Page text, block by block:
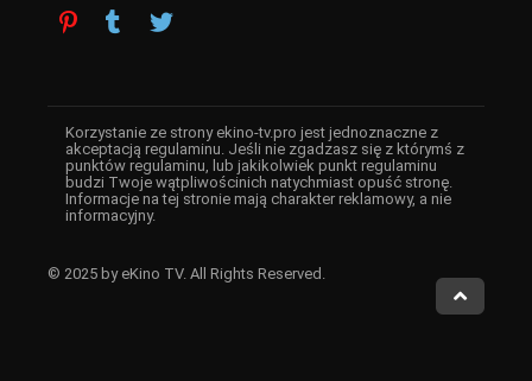
Korzystanie ze strony ekino-tv.pro jest jednoznaczne z
akceptacją regulaminu. Jeśli nie zgadzasz się z którymś z
punktów regulaminu, lub jakikolwiek punkt regulaminu
budzi Twoje wątpliwościnich natychmiast opuść stronę.
Informacje na tej stronie mają charakter reklamowy, a nie
informacyjny.
© 2025 by eKino TV. All Rights Reserved.